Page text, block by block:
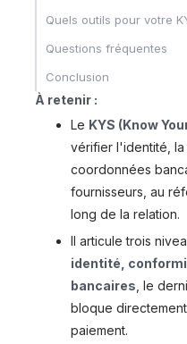
Quels outils pour votre
Questions fréquentes
Conclusion
À retenir :
Le KYS (Know
vérifier l'identité, la
coordonnées
fournisseurs, au
long de la relation.
Il articule trois
identité,
bancaires , le
bloque
paiement.